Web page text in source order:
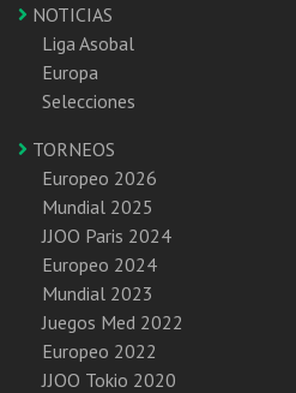
NOTICIAS
Liga Asobal
Europa
Selecciones
TORNEOS
Europeo 2026
Mundial 2025
JJOO Paris 2024
Europeo 2024
Mundial 2023
Juegos Med 2022
Europeo 2022
JJOO Tokio 2020